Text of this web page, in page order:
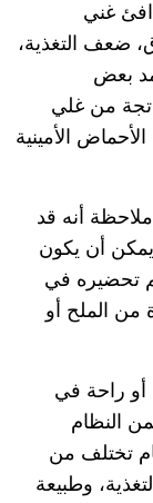
غني
ضعف التغذية،
بعض
من غلي
الأمينية
أنه قد
أن يكون
تحضيره في
من الملح أو
راحة في
النظام
تختلف من
وطبيعة